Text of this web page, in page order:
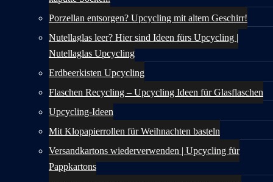
Porzellan entsorgen? Upcycling mit altem Geschirr!
Nutellaglas leer? Hier sind Ideen fürs Upcycling |
Nutellaglas Upcycling
Erdbeerkisten Upcycling
Flaschen Recycling – Upcycling Ideen für Glasflaschen
Upcycling-Ideen
Mit Klopapierrollen für Weihnachten basteln
Versandkartons wiederverwenden | Upcycling für
Pappkartons